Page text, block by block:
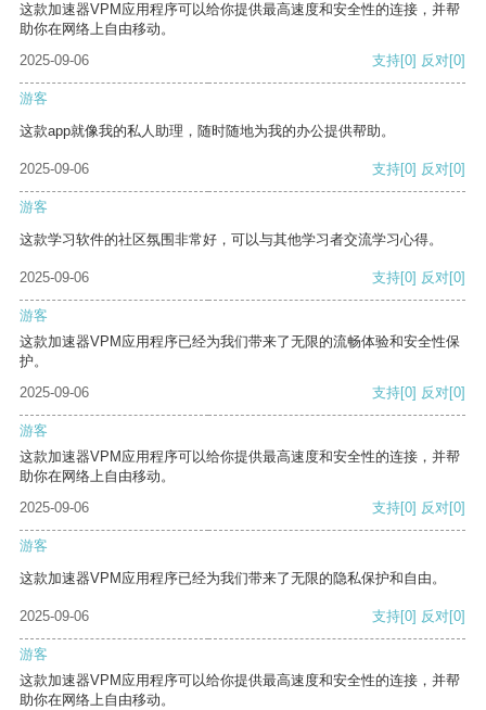
这款加速器VPM应用程序可以给你提供最高速度和安全性的连接，并帮
助你在网络上自由移动。
2025-09-06
支持[0] 反对[0]
游客
这款app就像我的私人助理，随时随地为我的办公提供帮助。
2025-09-06 支持[0] 反对[0]
游客
这款学习软件的社区氛围非常好，可以与其他学习者交流学习心得。
2025-09-06 支持[0] 反对[0]
游客
这款加速器VPM应用程序已经为我们带来了无限的流畅体验和安全性保
护。
2025-09-06
支持[0] 反对[0]
游客
这款加速器VPM应用程序可以给你提供最高速度和安全性的连接，并帮
助你在网络上自由移动。
2025-09-06
支持[0] 反对[0]
游客
这款加速器VPM应用程序已经为我们带来了无限的隐私保护和自由。
2025-09-06 支持[0] 反对[0]
游客
这款加速器VPM应用程序可以给你提供最高速度和安全性的连接，并帮
助你在网络上自由移动。